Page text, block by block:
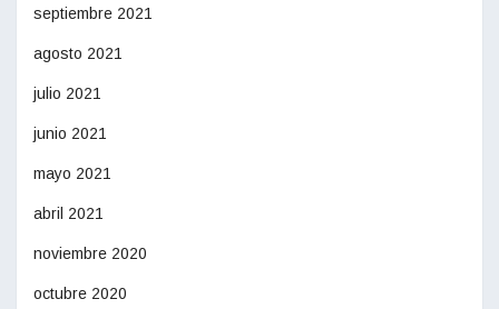
septiembre 2021
agosto 2021
julio 2021
junio 2021
mayo 2021
abril 2021
noviembre 2020
octubre 2020